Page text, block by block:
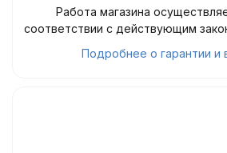
Работа магазина
соответствии с действующим
Подробнее о гарантии и